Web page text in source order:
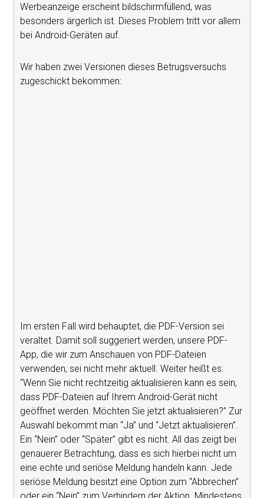
Werbeanzeige erscheint bildschirmfüllend, was
besonders ärgerlich ist. Dieses Problem tritt vor allem
bei Android-Geräten auf.
Wir haben zwei Versionen dieses Betrugsversuchs
zugeschickt bekommen:
Im ersten Fall wird behauptet, die PDF-Version sei
veraltet. Damit soll suggeriert werden, unsere PDF-
App, die wir zum Anschauen von PDF-Dateien
verwenden, sei nicht mehr aktuell. Weiter heißt es:
“Wenn Sie nicht rechtzeitig aktualisieren kann es sein,
dass PDF-Dateien auf Ihrem Android-Gerät nicht
geöffnet werden. Möchten Sie jetzt aktualisieren?” Zur
Auswahl bekommt man “Ja” und “Jetzt aktualisieren”.
Ein “Nein” oder “Später” gibt es nicht. All das zeigt bei
genauerer Betrachtung, dass es sich hierbei nicht um
eine echte und seriöse Meldung handeln kann. Jede
seriöse Meldung besitzt eine Option zum “Abbrechen”